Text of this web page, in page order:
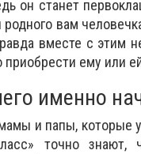
он станет
родного вам
вместе с этим
приобрести ему или
именно
и папы, которые
точно знают,